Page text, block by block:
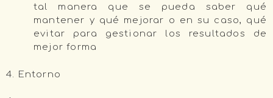
tal manera que se pueda saber qué
mantener y qué mejorar o en su caso, qué
evitar para gestionar los resultados de
mejor forma
4. Entorno